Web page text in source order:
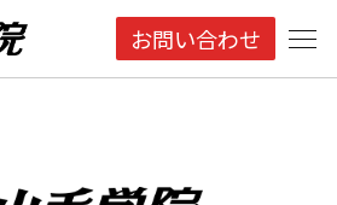
お問い合わせ